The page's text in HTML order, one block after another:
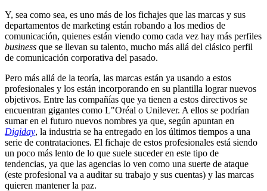
Y, sea como sea, es uno más de los fichajes que las marcas y sus
departamentos de marketing están robando a los medios de
comunicación, quienes están viendo como cada vez hay más perfiles
business que se llevan su talento, mucho más allá del clásico perfil
de comunicación corporativa del pasado.
Pero más allá de la teoría, las marcas están ya usando a estos
profesionales y los están incorporando en su plantilla lograr nuevos
objetivos. Entre las compañías que ya tienen a estos directivos se
encuentran gigantes como L"Oréal o Unilever. A ellos se podrían
sumar en el futuro nuevos nombres ya que, según apuntan en
Digiday, la industria se ha entregado en los últimos tiempos a una
serie de contrataciones. El fichaje de estos profesionales está siendo
un poco más lento de lo que suele suceder en este tipo de
tendencias, ya que las agencias lo ven como una suerte de ataque
(este profesional va a auditar su trabajo y sus cuentas) y las marcas
quieren mantener la paz.